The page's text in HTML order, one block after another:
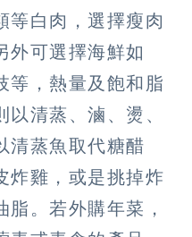
等白肉，選擇瘦肉
外可選擇海鮮如
等，熱量及飽和脂
清蒸、滷、燙、
清蒸魚取代糖醋
炸雞，或是挑掉炸
。若外購年菜，